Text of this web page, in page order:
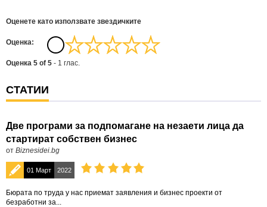
Оценете като използвате звездичките
Oценка:
Оценка 5 of 5 - 1 глас.
СТАТИИ
Две програми за подпомагане на незаети лица да
стартират собствен бизнес
от Biznesidei.bg
01 Март 2022
Бюрата по труда у нас приемат заявления и бизнес проекти от
безработни за...